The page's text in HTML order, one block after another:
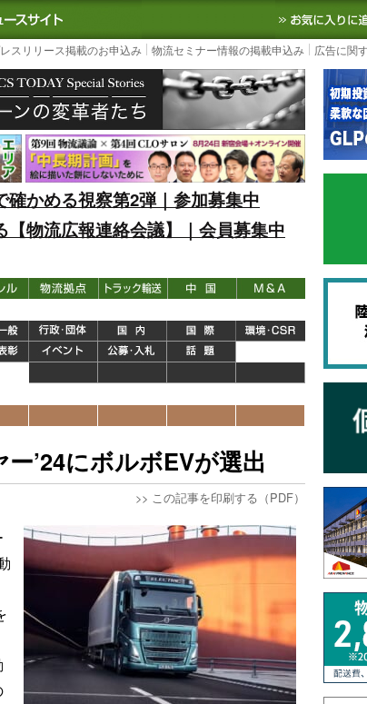
｜国内最大の物流ニュースサイト3PL, SCMなど国内外の最新の
スリリース掲載のお申込み 物流セミナー情報の掲載申込み 広告に関
かめる視察第2弾｜参加募集中
物流広報連絡会議】｜会員募集中
’24にボルボEVが選出
>> この記事を印刷する（PDF）